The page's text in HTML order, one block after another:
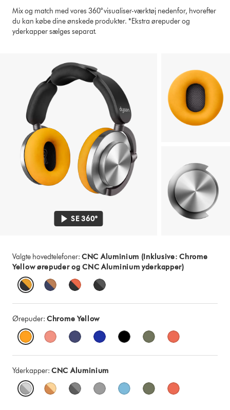
Mix og match med vores 360° visualiser-værktøj nedenfor, hvorefter
du kan købe dine ønskede produkter. *Ekstra ørepuder og
yderkapper sælges separat.
SE 360°
Valgte hovedtelefoner: CNC Aluminium (Inklusive: Chrome
Yellow ørepuder og CNC Aluminium yderkapper)
Ørepuder: Chrome Yellow
Yderkapper: CNC Aluminium